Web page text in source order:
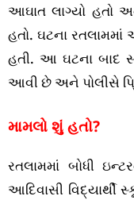
આઘાત લાગ્યો હતો
હતો. ઘટના
હતી. આ ઘટના બાદ
આવી છે અને પોલીસે
મામલો શું હતો?
રતલામમાં બોધી
આદિવાસી